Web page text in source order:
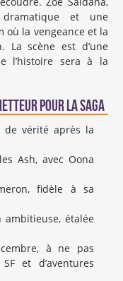
et une
où la vengeance et la
La scène est d’une
l’histoire sera à la
pour la saga
vérité après la
Ash, avec Oona
fidèle à sa
étalée
à ne pas
et d’aventures